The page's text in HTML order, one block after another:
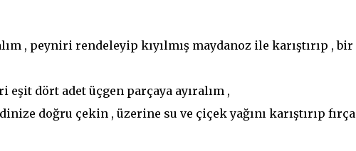
, peyniri rendeleyip kıyılmış maydanoz ile karıştırıp , bir
dört adet üçgen parçaya ayıralım ,
doğru çekin , üzerine su ve çiçek yağını karıştırıp fırça